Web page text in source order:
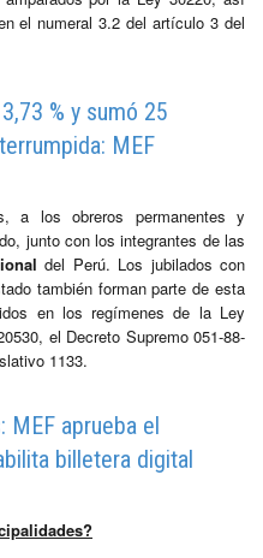
el numeral 3.2 del artículo 3 del
% y sumó 25
MEF
a los obreros permanentes y
junto con los integrantes de las
del Perú. Los jubilados con
también forman parte de esta
en los regímenes de la Ley
el Decreto Supremo 051-88-
1133.
MEF aprueba el
billetera digital